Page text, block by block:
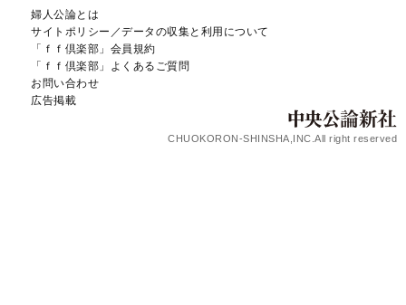
婦人公論とは
サイトポリシー／データの収集と利用について
「ｆｆ倶楽部」会員規約
「ｆｆ倶楽部」よくあるご質問
お問い合わせ
広告掲載
CHUOKORON-SHINSHA,INC.All right reserved